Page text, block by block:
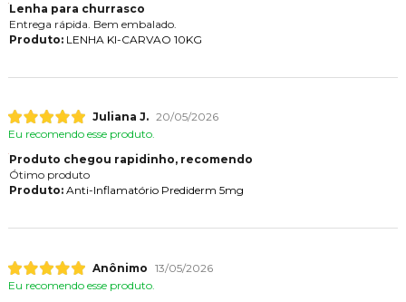
Lenha para churrasco
Entrega rápida. Bem embalado.
Produto:LENHA KI-CARVAO 10KG
Juliana J. 20/05/2026
Eu recomendo esse produto.
Produto chegou rapidinho, recomendo
Ótimo produto
Produto:Anti-Inflamatório Prediderm 5mg
Anônimo 13/05/2026
Eu recomendo esse produto.